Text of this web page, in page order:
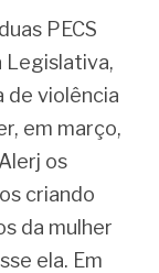
PECS
Legislativa,
de violência
em março,
os
criando
da mulher
ela. Em